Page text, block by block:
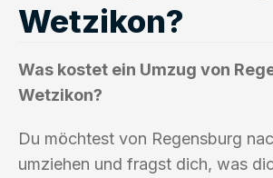
Wetzikon?
Was kostet ein Umzug von
Wetzikon?
Du möchtest von Regensburg
umziehen und fragst dich, was